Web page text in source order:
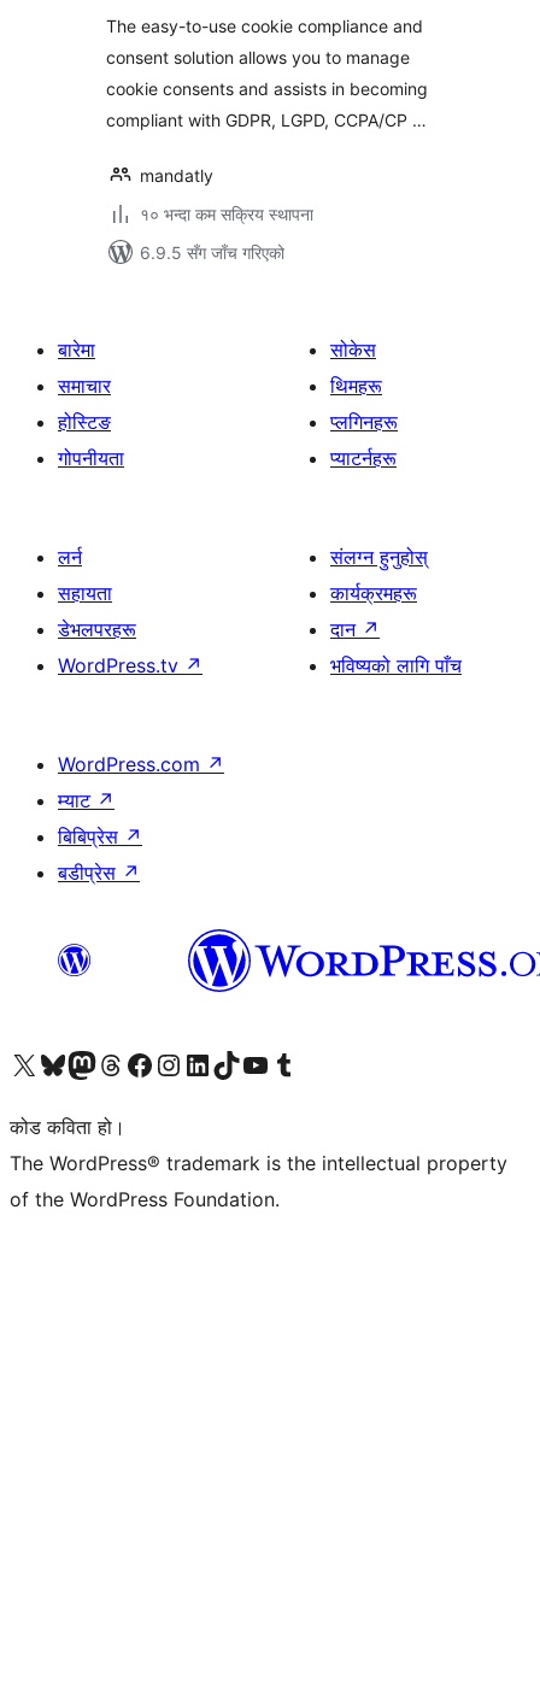
The easy-to-use cookie compliance and
consent solution allows you to manage
cookie consents and assists in becoming
compliant with GDPR, LGPD, CCPA/CP …
mandatly
१० भन्दा कम सक्रिय स्थापना
6.9.5 सँग जाँच गरिएको
बारेमा
समाचार
होस्टिङ
गोपनीयता
सोकेस
थिमहरू
प्लगिनहरू
प्याटर्नहरू
लर्न
सहायता
डेभलपरहरू
WordPress.tv ↗
संलग्न हुनुहोस्
कार्यक्रमहरू
दान ↗
भविष्यको लागि पाँच
WordPress.com ↗
म्याट ↗
बिबिप्रेस ↗
बडीप्रेस ↗
हाम्रो X (पहिले ट्विटर) खातामा जानुहोस्
हाम्रो Bluesky खाता भ्रमण गर्नुहोस्
हाम्रो म्यास्टोडन खाता भ्रमण गर्नुहोस्
हाम्रो थ्रेड्स खातामा जानुहोस्
हाम्रो फेसबुक पेजमा जानुहोस्
हाम्रो इन्स्टाग्राम खातामा जानुहोस्
हाम्रो लिङ्क्डइन खातामा जानुहोस्
हाम्रो TikTok खाता भ्रमण गर्नुहोस्
हाम्रो युट्युब च्यानलमा जानुहोस्
हाम्रो टम्बलर खाता भ्रमण गर्नुहोस्
कोड कविता हो।
The WordPress® trademark is the intellectual property
of the WordPress Foundation.